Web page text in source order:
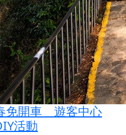
免開車 遊客中心
活動